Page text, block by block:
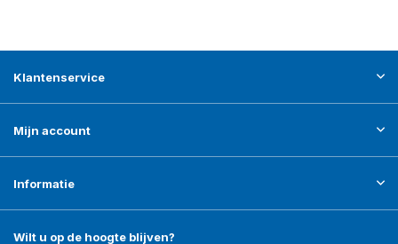
Klantenservice
Mijn account
Informatie
Wilt u op de hoogte blijven?